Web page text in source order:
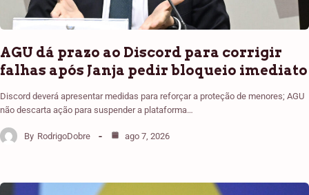
AGU dá prazo ao Discord para corrigir
falhas após Janja pedir bloqueio imediato
Discord deverá apresentar medidas para reforçar a proteção de menores; AGU
não descarta ação para suspender a plataforma…
By RodrigoDobre ago 7, 2026